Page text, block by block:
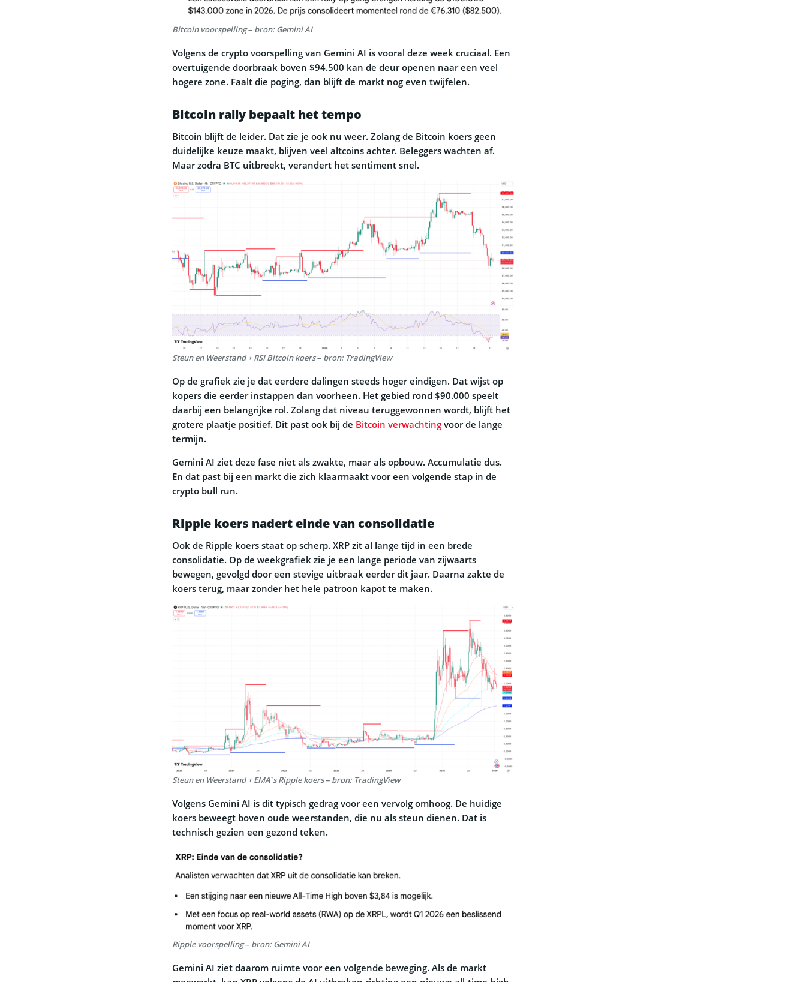
Bitcoin voorspelling – bron: Gemini AI
Volgens de crypto voorspelling van Gemini AI is vooral deze week cruciaal. Een
overtuigende doorbraak boven $94.500 kan de deur openen naar een veel
hogere zone. Faalt die poging, dan blijft de markt nog even twijfelen.
Bitcoin rally bepaalt het tempo
Bitcoin blijft de leider. Dat zie je ook nu weer. Zolang de Bitcoin koers geen
duidelijke keuze maakt, blijven veel altcoins achter. Beleggers wachten af.
Maar zodra BTC uitbreekt, verandert het sentiment snel.
Steun en Weerstand + RSI Bitcoin koers – bron: TradingView
Op de grafiek zie je dat eerdere dalingen steeds hoger eindigen. Dat wijst op
kopers die eerder instappen dan voorheen. Het gebied rond $90.000 speelt
daarbij een belangrijke rol. Zolang dat niveau teruggewonnen wordt, blijft het
grotere plaatje positief. Dit past ook bij de Bitcoin verwachting voor de lange
termijn.
Gemini AI ziet deze fase niet als zwakte, maar als opbouw. Accumulatie dus.
En dat past bij een markt die zich klaarmaakt voor een volgende stap in de
crypto bull run.
Ripple koers nadert einde van consolidatie
Ook de Ripple koers staat op scherp. XRP zit al lange tijd in een brede
consolidatie. Op de weekgrafiek zie je een lange periode van zijwaarts
bewegen, gevolgd door een stevige uitbraak eerder dit jaar. Daarna zakte de
koers terug, maar zonder het hele patroon kapot te maken.
Steun en Weerstand + EMA’s Ripple koers – bron: TradingView
Volgens Gemini AI is dit typisch gedrag voor een vervolg omhoog. De huidige
koers beweegt boven oude weerstanden, die nu als steun dienen. Dat is
technisch gezien een gezond teken.
Ripple voorspelling – bron: Gemini AI
Gemini AI ziet daarom ruimte voor een volgende beweging. Als de markt